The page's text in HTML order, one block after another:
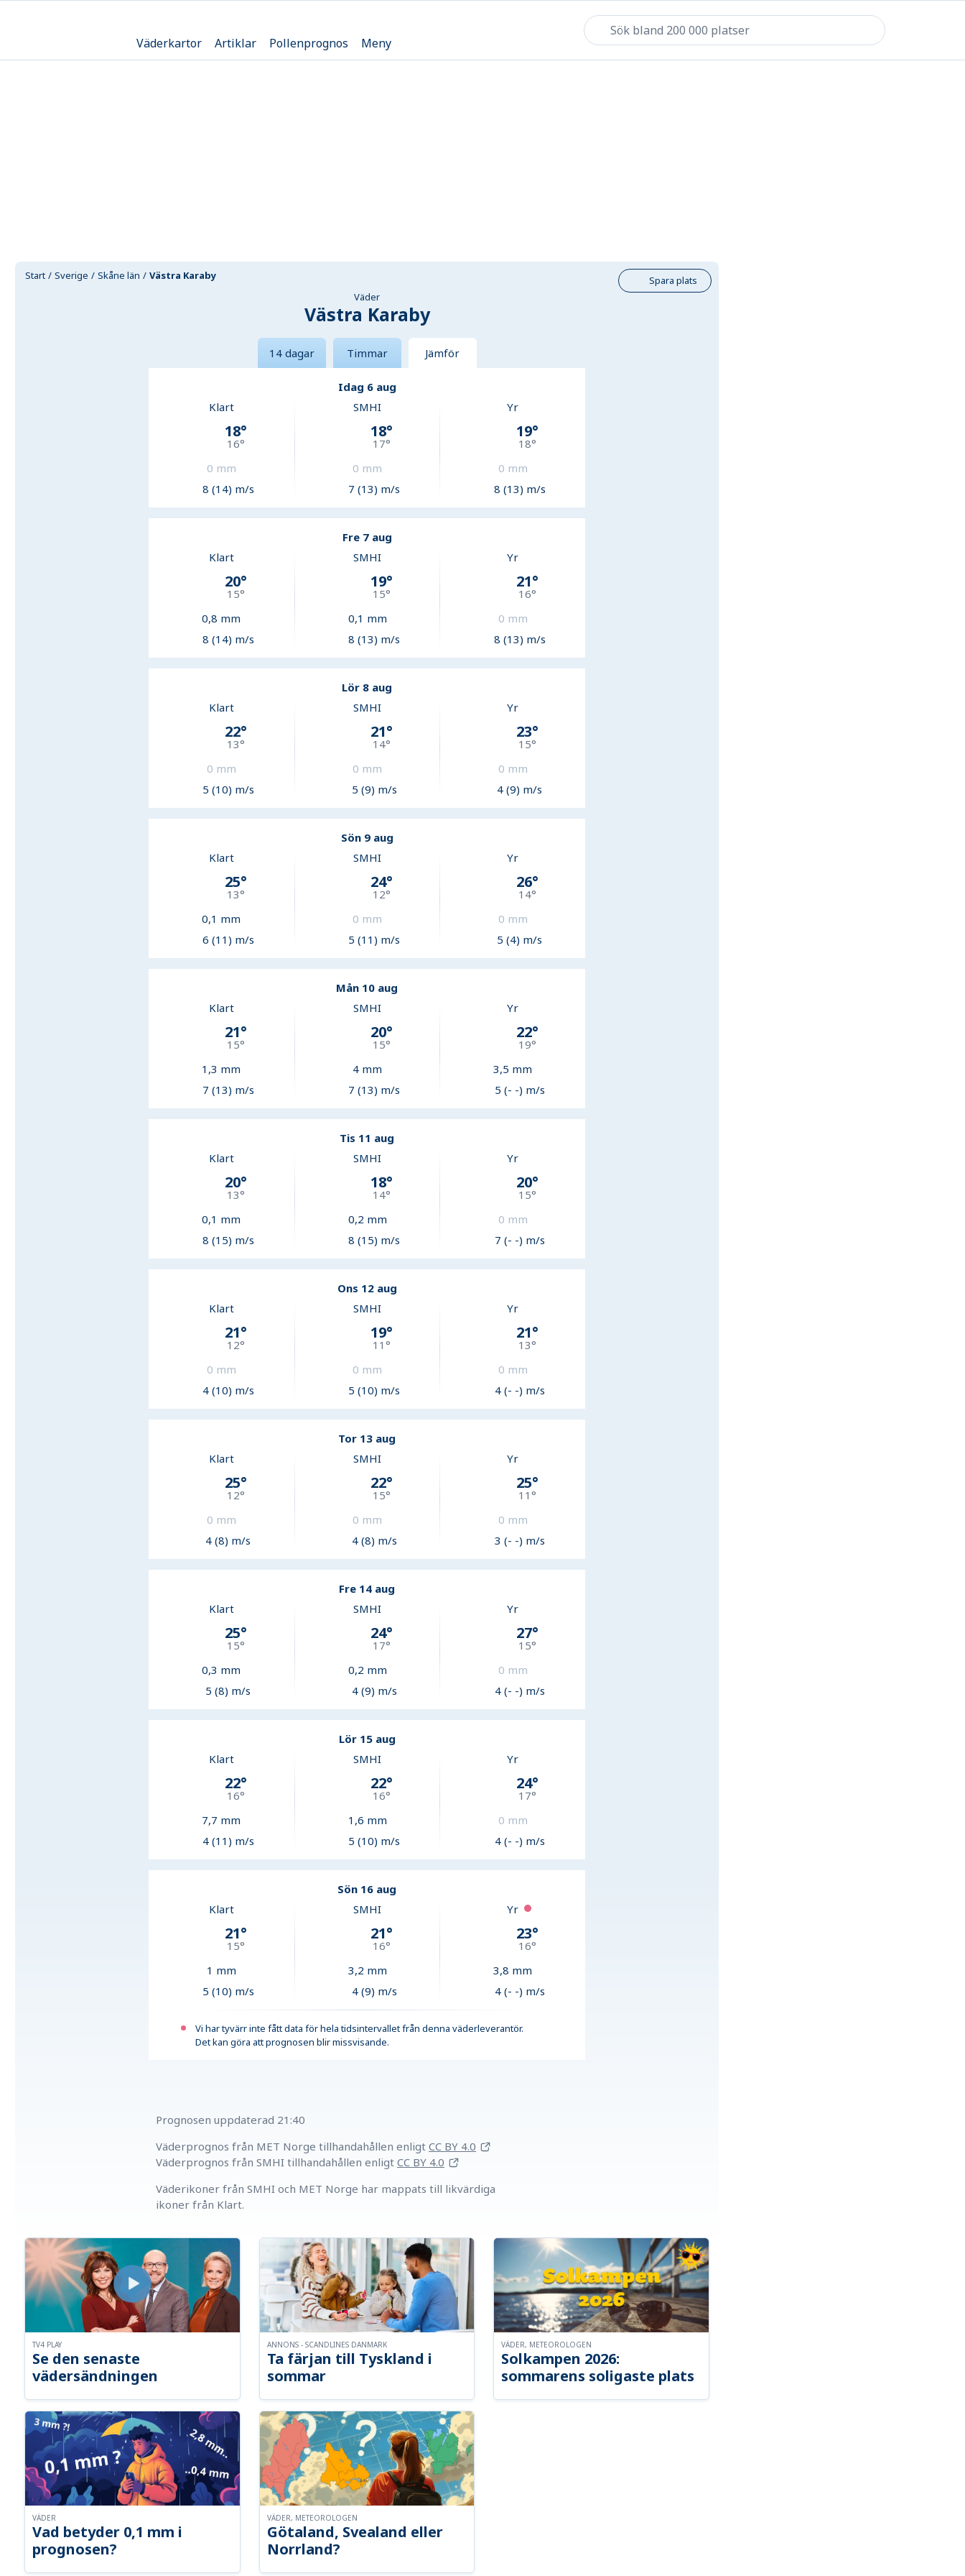
Väderkartor Artiklar Pollenprognos Meny
Start Sverige Skåne län Västra Karaby
Spara plats
Väder
Västra Karaby
14 dagar Timmar Jämför
Idag 6 aug
Klart
18°
16°
0 mm
8 (14) m/s
SMHI
18°
17°
0 mm
7 (13) m/s
Yr
19°
18°
0 mm
8 (13) m/s
Fre 7 aug
Klart
20°
15°
0,8 mm
8 (14) m/s
SMHI
19°
15°
0,1 mm
8 (13) m/s
Yr
21°
16°
0 mm
8 (13) m/s
Lör 8 aug
Klart
22°
13°
0 mm
5 (10) m/s
SMHI
21°
14°
0 mm
5 (9) m/s
Yr
23°
15°
0 mm
4 (9) m/s
Sön 9 aug
Klart
25°
13°
0,1 mm
6 (11) m/s
SMHI
24°
12°
0 mm
5 (11) m/s
Yr
26°
14°
0 mm
5 (4) m/s
Mån 10 aug
Klart
21°
15°
1,3 mm
7 (13) m/s
SMHI
20°
15°
4 mm
7 (13) m/s
Yr
22°
19°
3,5 mm
5 (- -) m/s
Tis 11 aug
Klart
20°
13°
0,1 mm
8 (15) m/s
SMHI
18°
14°
0,2 mm
8 (15) m/s
Yr
20°
15°
0 mm
7 (- -) m/s
Ons 12 aug
Klart
21°
12°
0 mm
4 (10) m/s
SMHI
19°
11 °
0 mm
5 (10) m/s
Yr
21°
13°
0 mm
4 (- -) m/s
Tor 13 aug
Klart
25°
12°
0 mm
4 (8) m/s
SMHI
22°
15°
0 mm
4 (8) m/s
Yr
25°
11 °
0 mm
3 (- -) m/s
Fre 14 aug
Klart
25°
15°
0,3 mm
5 (8) m/s
SMHI
24°
17°
0,2 mm
4 (9) m/s
Yr
27°
15°
0 mm
4 (- -) m/s
Lör 15 aug
Klart
22°
16°
7,7 mm
4 (11) m/s
SMHI
22°
16°
1,6 mm
5 (10) m/s
Yr
24°
17°
0 mm
4 (- -) m/s
Sön 16 aug
Klart
21°
15°
1 mm
5 (10) m/s
SMHI
21°
16°
3,2 mm
4 (9) m/s
Yr
23°
16°
3,8 mm
4 (- -) m/s
Vi har tyvärr inte fått data för hela tidsintervallet från denna väderleverantör.
Det kan göra att prognosen blir missvisande.
Prognosen uppdaterad 21:40
Väderprognos från MET Norge tillhandahållen enligt CC BY 4.0
Väderprognos från SMHI tillhandahållen enligt CC BY 4.0
Väderikoner från SMHI och MET Norge har mappats till likvärdiga
ikoner från Klart.
Se den senaste
vädersändningen
TV4 PLAY
Ta färjan till Tyskland i
sommar
ANNONS - SCANDLINES DANMARK
Solkampen 2026:
sommarens soligaste plats
VÄDER, METEOROLOGEN
Vad betyder 0,1 mm i
prognosen?
VÄDER
Götaland, Svealand eller
Norrland?
VÄDER, METEOROLOGEN